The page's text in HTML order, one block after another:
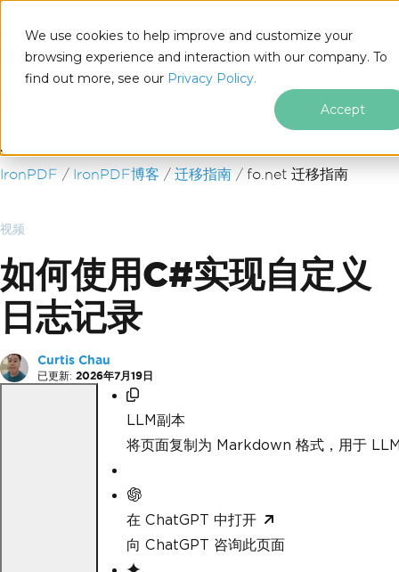
We use cookies to help improve and customize your
browsing experience and interaction with our company. To
find out more, see our Privacy Policy.
Accept
跳至页脚内容
IronPDF IronPDF博客 迁移指南 fo.net 迁移指南
视频
如何使用C#实现自定义
日志记录
Curtis Chau
已更新: 2026年7月19日
LLM副本
将页面复制为 Markdown 格式，用于
在 ChatGPT 中打开
向 ChatGPT 咨询此页面